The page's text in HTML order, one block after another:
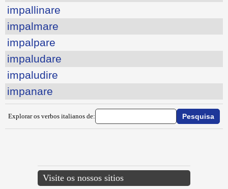
impallinare
impalmare
impalpare
impaludare
impaludire
impanare
Explorar os verbos italianos de:
Visite os nossos sitios